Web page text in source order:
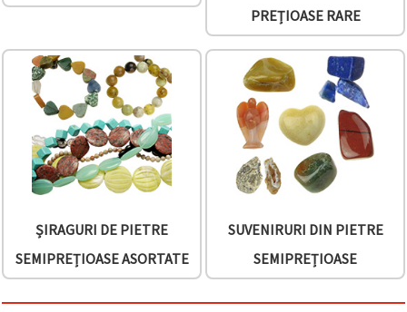
PREȚIOASE RARE
ȘIRAGURI DE PIETRE
SEMIPREȚIOASE ASORTATE
SUVENIRURI DIN PIETRE
SEMIPREȚIOASE